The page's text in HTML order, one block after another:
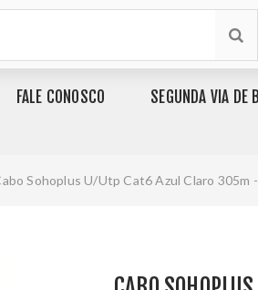
FALE CONOSCO SEGUNDA VIA DE
Sohoplus U/Utp Cat6 Azul Claro 305m